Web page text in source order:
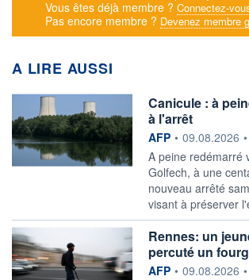
Vous êtes déjà membre ? Connectez-
Pas encore membre ? Devenez membre
A LIRE AUSSI
Canicule : à
à l'arrêt
information fournie
AFP • 09.08.2026 •
A peine redémarré
Golfech, à une
nouveau arrêté
visant à préserver
Rennes: un
percuté un
information fournie
AFP • 09.08.2026 •